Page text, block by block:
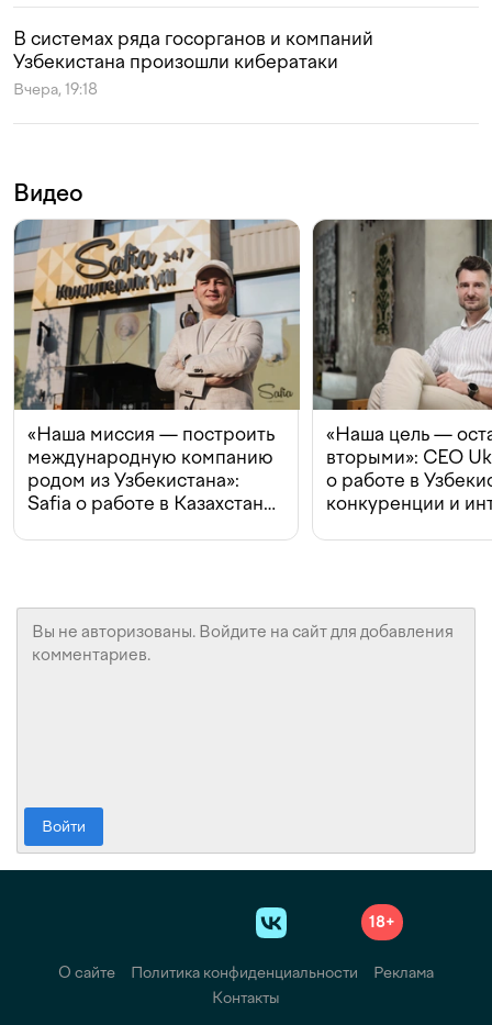
В системах ряда госорганов и компаний
Узбекистана произошли кибератаки
Вчера, 19:18
Видео
«Наша миссия — построить
международную компанию
родом из Узбекистана»:
Safia о работе в Казахстане,
«Наша цель —
вторыми»: CEO
о работе в
конкуренции и
Войти
18+
О сайте Политика конфиденциальности
Реклама
Контакты